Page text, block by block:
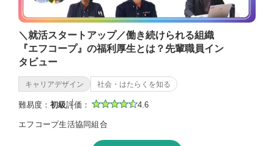
＼就活スタートアップ／働き続けられる組織
『エフコープ』の福利厚生とは？先輩職員イン
タビュー
キャリアデザイン 社会・はたらくを知る
難易度： 初級評価： 4.6
エフコープ生活協同組合